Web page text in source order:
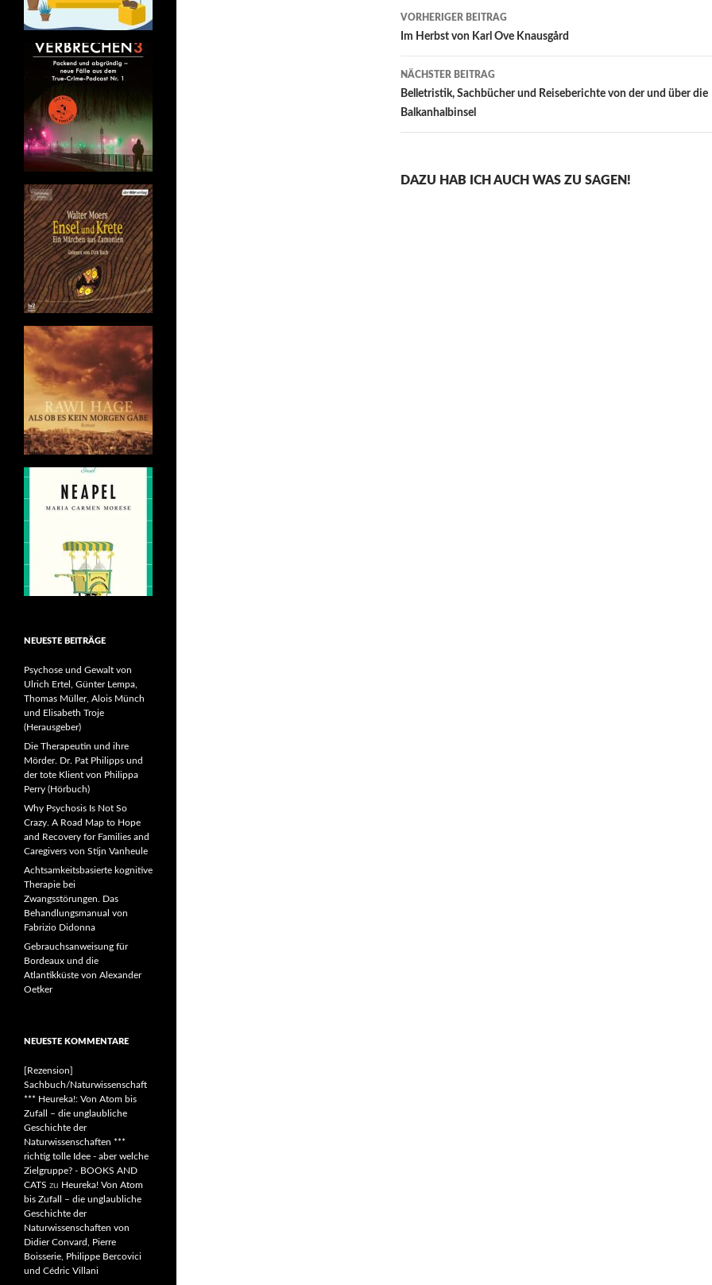
Beitragsnavigation
VORHERIGER BEITRAG
Im Herbst von Karl Ove Knausgård
NÄCHSTER BEITRAG
Belletristik, Sachbücher und Reiseberichte von der und über die
Balkanhalbinsel
DAZU HAB ICH AUCH WAS ZU SAGEN!
NEUESTE BEITRÄGE
Psychose und Gewalt von
Ulrich Ertel, Günter Lempa,
Thomas Müller, Alois Münch
und Elisabeth Troje
(Herausgeber)
Die Therapeutin und ihre
Mörder. Dr. Pat Philipps und
der tote Klient von Philippa
Perry (Hörbuch)
Why Psychosis Is Not So
Crazy. A Road Map to Hope
and Recovery for Families and
Caregivers von Stijn Vanheule
Achtsamkeitsbasierte kognitive
Therapie bei
Zwangsstörungen. Das
Behandlungsmanual von
Fabrizio Didonna
Gebrauchsanweisung für
Bordeaux und die
Atlantikküste von Alexander
Oetker
NEUESTE KOMMENTARE
[Rezension]
Sachbuch/Naturwissenschaft
*** Heureka!: Von Atom bis
Zufall – die unglaubliche
Geschichte der
Naturwissenschaften ***
richtig tolle Idee - aber welche
Zielgruppe? - BOOKS AND
CATS zu Heureka! Von Atom
bis Zufall – die unglaubliche
Geschichte der
Naturwissenschaften von
Didier Convard, Pierre
Boisserie, Philippe Bercovici
und Cédric Villani